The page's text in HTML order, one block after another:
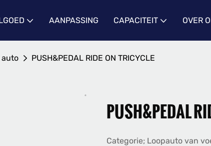
AANPASSING CAPACITEIT OVER
auto PUSH&PEDAL RIDE ON TRICYCLE
PUSH&PEDAL
Categorie; Loopauto van